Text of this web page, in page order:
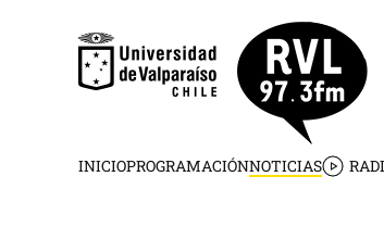
Skip to main content
INICIOPROGRAMACIÓNNOTICIAS